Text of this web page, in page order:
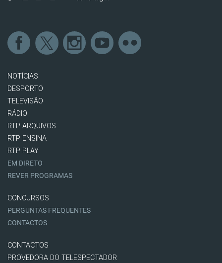
NOTÍCIAS
DESPORTO
TELEVISÃO
RÁDIO
RTP ARQUIVOS
RTP ENSINA
RTP PLAY
EM DIRETO
REVER PROGRAMAS
CONCURSOS
PERGUNTAS FREQUENTES
CONTACTOS
CONTACTOS
PROVEDORA DO TELESPECTADOR